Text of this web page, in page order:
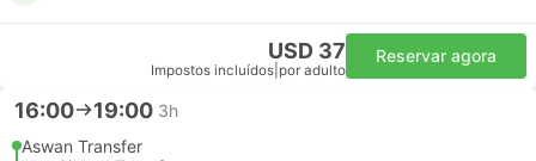
USD 37
Impostos incluídos por adulto
Reservar agora
16:00 19:00 3h
Aswan Transfer